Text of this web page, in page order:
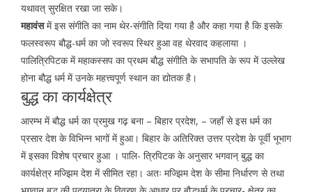
यथावत् सुरक्षित रखा जा सके।
महावंसमें इस संगीति का नाम थेर-संगीति दिया गया है और कहा गया है कि इसके
फलस्वरूप बौद्ध-धर्म का जो स्वरूप स्थिर हुआ वह थेरवाद कहलाया ।
पालित्रिपिटक में महाकस्सप का प्रथम बौद्ध संगीति के सभापति के रूप में उल्लेख
होना बौद्ध धर्म में उनके महत्त्वपूर्ण स्थान का द्योतक है।
बुद्ध का कार्यक्षेत्र
आरम्भ में बौद्ध धर्म का प्रमुख गढ़ बना – बिहार प्रदेश, – जहाँ से इस धर्म का
प्रसार देश के विभिन्न भागों में हुआ। बिहार के अतिरिक्त उत्तर प्रदेश के पूर्वी भूभाग
में इसका विशेष प्रचार हुआ । पालि- त्रिपिटक के अनुसार भगवान् बुद्ध का
कार्यक्षेत्र मज्झिम देश में सीमित रहा। अतः मज्झिम देश के सीमा निर्धारण से तथा